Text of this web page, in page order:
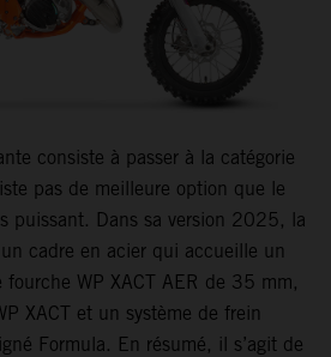
consiste à passer à la catégorie
pas de meilleure option que le
puissant. Dans sa version 2025, la
cadre en acier qui accueille un
WP XACT AER de 35 mm,
XACT et un système de frein
Formula. En résumé, il s’agit de